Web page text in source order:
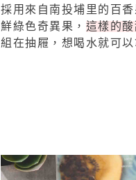
採用來自南投埔里的百
鮮綠色奇異果， 這樣的
組在抽屜，想喝水就可以